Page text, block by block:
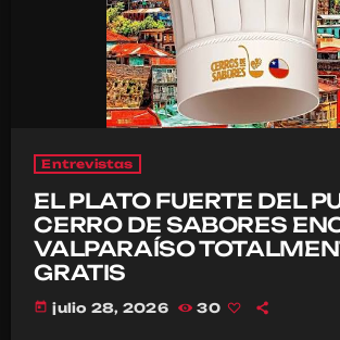
Entrevistas
EL PLATO FUERTE DEL
CERRO DE SABORES
VALPARAÍSO
GRATIS
today julio 28, 2026 30